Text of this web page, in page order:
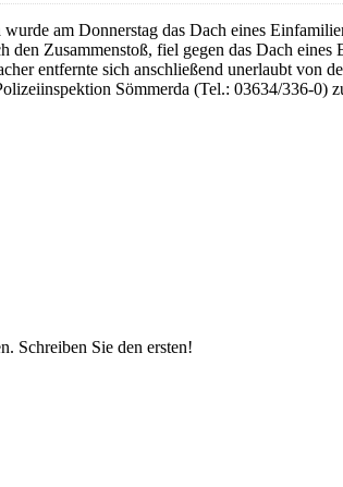
am Donnerstag das Dach eines
Zusammenstoß, fiel gegen das Dach
entfernte sich anschließend unerlaubt
Sömmerda (Tel.: 03634/336-0)
Schreiben Sie den ersten!